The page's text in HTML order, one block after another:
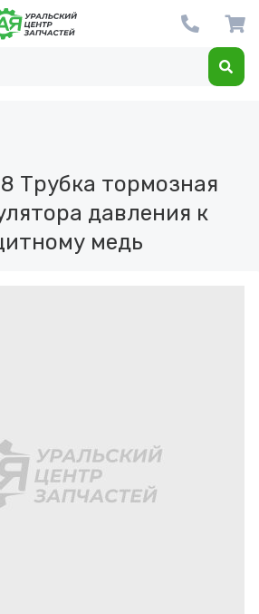
Трубка тормозная
давления к
медь